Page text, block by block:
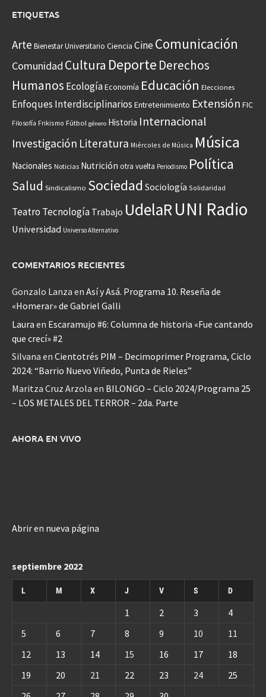
ETIQUETAS
Arte Bienestar Universitario Ciencia CineComunicación
Comunidad Cultura Deporte Derechos
Humanos EcologíaEconomía Educación Elecciones
Enfoques Interdisciplinarios Entretenimiento Extensión FIC
Filosofía Frikismo Fútbol género Historia Internacional
Investigación Literatura Miércoles de Música Música
Nacionales Noticias Nutrición otra vuelta Periodismo Política
Salud Sindicalismo Sociedad Sociología Solidaridad
Teatro Tecnología Trabajo UdelaRUNI Radio
Universidad Universo Alternativo
COMENTARIOS RECIENTES
Gonzalo Lanza en Así y Asá. Programa 10. Reseña de
«Homerar» de Gabriel Galli
Laura en Escaramujo #6: Columna de historia «Fue cantando
que crecí» #2
Silvana en Cientotrés PIM – Decimoprimer Programa, Ciclo
2024: “Barrio Nuevo Viñedo, Punta de Rieles”
Maritza Cruz Arzola en BILONGO – Ciclo 2024/Programa 25
– LOS METALES DEL TERROR – 2da. Parte
AHORA EN VIVO
Abrir en nueva página
septiembre 2022
L M X J V S D
1 2 3
4
5
6 7 8 9 10
11
12
13 14 15 16 17
18
19
20 21 22 23 24
25